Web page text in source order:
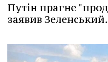
Путін прагне
заявив Зеленський.